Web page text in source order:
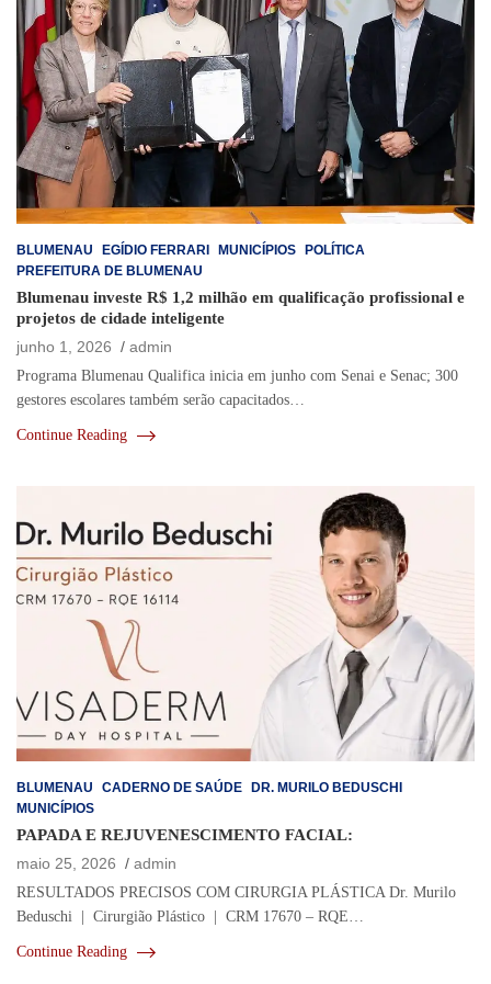
BLUMENAU EGÍDIO FERRARI MUNICÍPIOS
POLÍTICA
PREFEITURA DE BLUMENAU
Blumenau investe R$ 1,2 milhão em qualificação profissional e
projetos de cidade inteligente
junho 1, 2026
admin
Programa Blumenau Qualifica inicia em junho com Senai e Senac; 300
gestores escolares também serão capacitados…
Continue Reading
BLUMENAU CADERNO DE SAÚDE DR. MURILO BEDUSCHI
MUNICÍPIOS
PAPADA E REJUVENESCIMENTO FACIAL:
maio 25, 2026
admin
RESULTADOS PRECISOS COM CIRURGIA PLÁSTICA Dr. Murilo
Beduschi | Cirurgião Plástico | CRM 17670 – RQE…
Continue Reading